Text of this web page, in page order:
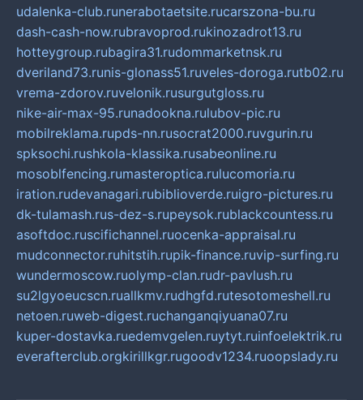
udalenka-club.runerabotaetsite.rucarszona-bu.ru
dash-cash-now.rubravoprod.rukinozadrot13.ru
hotteygroup.rubagira31.rudommarketnsk.ru
dveriland73.runis-glonass51.ruveles-doroga.rutb02.ru
vrema-zdorov.ruvelonik.rusurgutgloss.ru
nike-air-max-95.runadookna.rulubov-pic.ru
mobilreklama.rupds-nn.rusocrat2000.ruvgurin.ru
spksochi.rushkola-klassika.rusabeonline.ru
mosoblfencing.rumasteroptica.rulucomoria.ru
iration.rudevanagari.rubiblioverde.ruigro-pictures.ru
dk-tulamash.rus-dez-s.rupeysok.rublackcountess.ru
asoftdoc.ruscifichannel.ruocenka-appraisal.ru
mudconnector.ruhitstih.rupik-finance.ruvip-surfing.ru
wundermoscow.ruolymp-clan.rudr-pavlush.ru
su2lgyoeucscn.ruallkmv.rudhgfd.rutesotomeshell.ru
netoen.ruweb-digest.ruchanganqiyuana07.ru
kuper-dostavka.ruedemvgelen.ruytyt.ruinfoelektrik.ru
everafterclub.orgkirillkgr.rugoodv1234.ruoopslady.ru